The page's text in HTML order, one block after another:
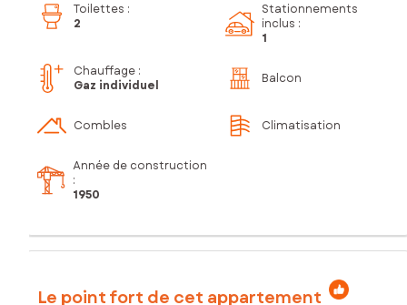
Toilettes :
2
Stationnements
inclus :
1
Chauffage :
Gaz individuel
Balcon
Combles Climatisation
Année de construction
:
1950
Le point fort de cet appartement